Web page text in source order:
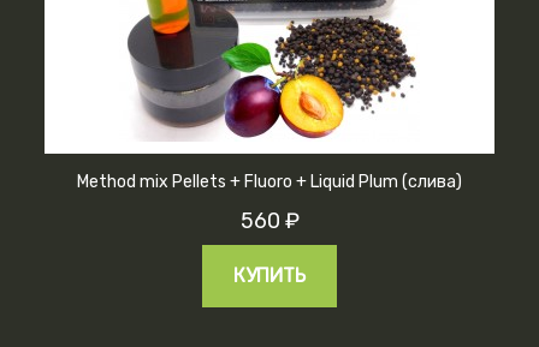
Method mix Pellets + Fluoro + Liquid Plum (слива)
560 ₽
КУПИТЬ